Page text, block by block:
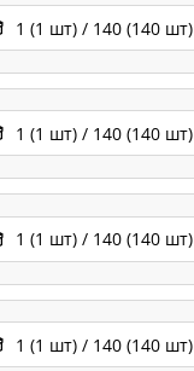
1 (1 шт) / 140 (140 шт)
1 (1 шт) / 140 (140 шт)
1 (1 шт) / 140 (140 шт)
1 (1 шт) / 140 (140 шт)